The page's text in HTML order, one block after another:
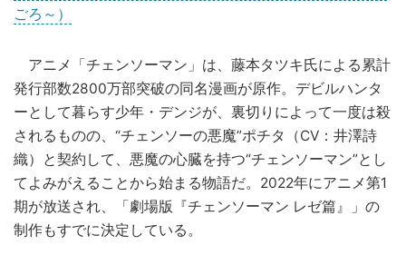
ごろ～）
アニメ「チェンソーマン」は、藤本タツキ氏による累計
発行部数2800万部突破の同名漫画が原作。デビルハンタ
ーとして暮らす少年・デンジが、裏切りによって一度は殺
されるものの、“チェンソーの悪魔”ポチタ（CV：井澤詩
織）と契約して、悪魔の心臓を持つ“チェンソーマン”とし
てよみがえることから始まる物語だ。2022年にアニメ第1
期が放送され、「劇場版『チェンソーマン レゼ篇』」の
制作もすでに決定している。